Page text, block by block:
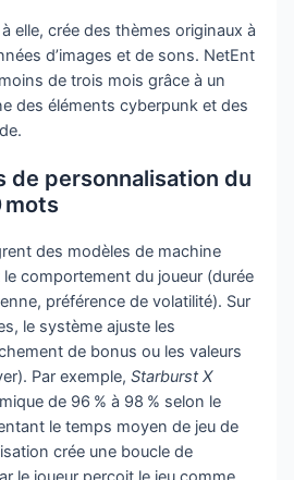
elle, crée des thèmes originaux à
d’images et de sons. NetEnt
de trois mois grâce à un
des éléments cyberpunk et des
de personnalisation du
mots
des modèles de machine
comportement du joueur (durée
préférence de volatilité). Sur
le système ajuste les
de bonus ou les valeurs
Par exemple,Starburst X
de 96 % à 98 % selon le
le temps moyen de jeu de
crée une boucle de